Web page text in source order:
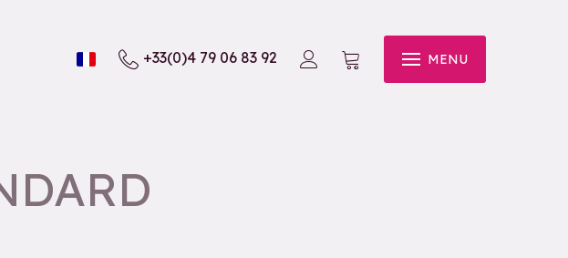
+33(0)4 79 06 83 92 MENU